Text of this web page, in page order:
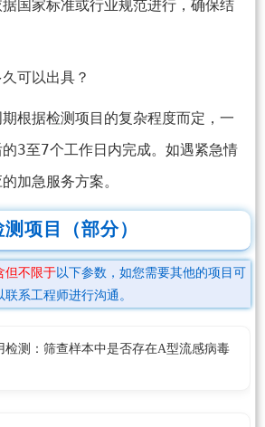
国家标准或行业规范进行，确保结
可以出具？
根据检测项目的复杂程度而定，一
3至7个工作日内完成。如遇紧急情
加急服务方案。
测项目（部分）
但不限于以下参数，如您需要其他的项目可
联系工程师进行沟通。
检测：筛查样本中是否存在A型流感病毒